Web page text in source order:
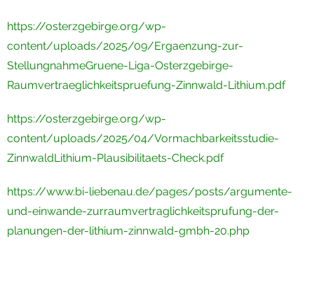
https://osterzgebirge.org/wp-
content/uploads/2025/09/Ergaenzung-zur-
StellungnahmeGruene-Liga-Osterzgebirge-
Raumvertraeglichkeitspruefung-Zinnwald-Lithium.pdf
https://osterzgebirge.org/wp-
content/uploads/2025/04/Vormachbarkeitsstudie-
ZinnwaldLithium-Plausibilitaets-Check.pdf
https://www.bi-liebenau.de/pages/posts/argumente-
und-einwande-zurraumvertraglichkeitsprufung-der-
planungen-der-lithium-zinnwald-gmbh-20.php